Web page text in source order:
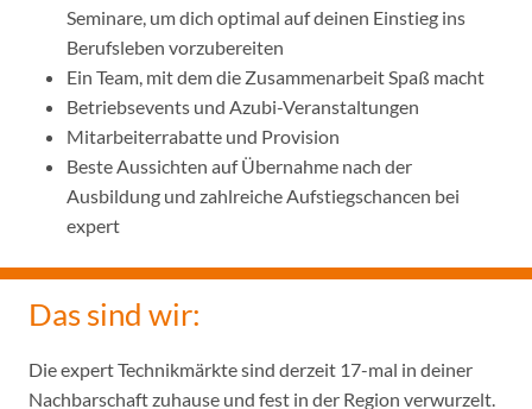
Seminare, um dich optimal auf deinen Einstieg ins
Berufsleben vorzubereiten
Ein Team, mit dem die Zusammenarbeit Spaß macht
Betriebsevents und Azubi-Veranstaltungen
Mitarbeiterrabatte und Provision
Beste Aussichten auf Übernahme nach der
Ausbildung und zahlreiche Aufstiegschancen bei
expert
Das sind wir:
Die expert Technikmärkte sind derzeit 17-mal in deiner
Nachbarschaft zuhause und fest in der Region verwurzelt.